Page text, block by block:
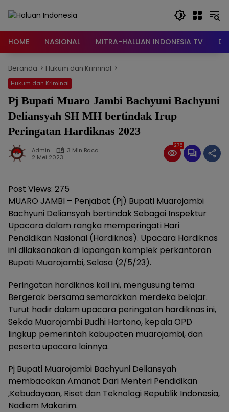
HOME
NASIONAL MITRA-HALUAN INDONESIA TV
Beranda Hukum dan Kriminal
Hukum dan Kriminal
Pj Bupati Muaro Jambi Bachyuni Bachyuni
Deliansyah SH MH bertindak Irup
Peringatan Hardiknas 2023
Admin
3 Min Baca
2 Mei 2023
275
Post Views: 275
MUARO JAMBI – Penjabat (Pj) Bupati Muarojambi
Bachyuni Deliansyah bertindak Sebagai Inspektur
Upacara dalam rangka memperingati Hari
Pendidikan Nasional (Hardiknas). Upacara Hardiknas
ini dilaksanakan di lapangan komplek perkantoran
Bupati Muarojambi, Selasa (2/5/23).
Peringatan hardiknas kali ini, mengusung tema
Bergerak bersama semarakkan merdeka belajar.
Turut hadir dalam upacara peringatan hardiknas ini,
Sekda Muarojambi Budhi Hartono, kepala OPD
lingkup pemerintah kabupaten muarojambi, dan
peserta upacara lainnya.
Pj Bupati Muarojambi Bachyuni Deliansyah
membacakan Amanat Dari Menteri Pendidikan
,Kebudayaan, Riset dan Teknologi Republik Indonesia,
Nadiem Makarim.